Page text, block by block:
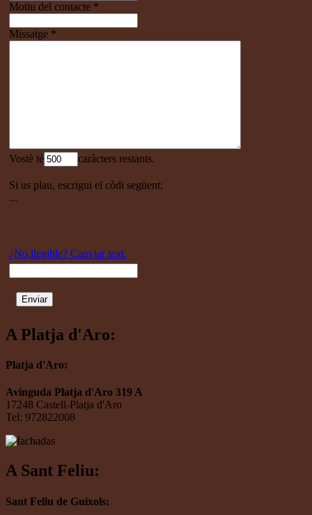
Motiu del contacte *
Missatge *
Vostè té caràcters restants.
Si us plau, escrigui el còdi següent:
...
¿No llegible? Canviar text.
A Platja d'Aro:
Platja d'Aro:
Avinguda Platja d'Aro 319 A
17248 Castell-Platja d'Aro
Tel: 972822008
A Sant Feliu:
Sant Feliu de Guíxols: